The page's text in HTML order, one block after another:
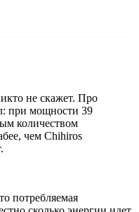
не скажет. Про
при мощности 39
количеством
чем Chihiros
потребляемая